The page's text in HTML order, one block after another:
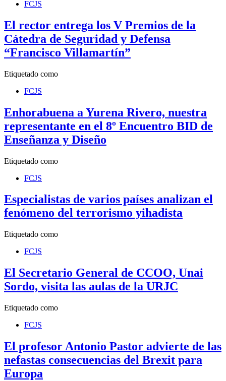
FCJS
El rector entrega los V Premios de la
Cátedra de Seguridad y Defensa
“Francisco Villamartín”
Etiquetado como
FCJS
Enhorabuena a Yurena Rivero, nuestra
representante en el 8º Encuentro BID de
Enseñanza y Diseño
Etiquetado como
FCJS
Especialistas de varios países analizan el
fenómeno del terrorismo yihadista
Etiquetado como
FCJS
El Secretario General de CCOO, Unai
Sordo, visita las aulas de la URJC
Etiquetado como
FCJS
El profesor Antonio Pastor advierte de las
nefastas consecuencias del Brexit para
Europa